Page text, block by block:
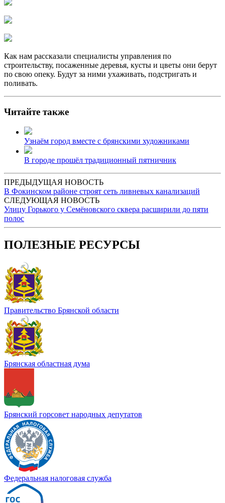
Как нам рассказали специалисты управления по
строительству, посаженные деревья, кусты и цветы они берут
по свою опеку. Будут за ними ухаживать, подстригать и
поливать.
Читайте также
Узнаём город вместе с брянскими художниками
В городе прошёл традиционный пятничник
ПРЕДЫДУЩАЯ НОВОСТЬ
В Фокинском районе строят сеть ливневых канализаций
СЛЕДУЮЩАЯ НОВОСТЬ
Улицу Горького у Семёновского сквера расширили до пяти
полос
ПОЛЕЗНЫЕ РЕСУРСЫ
Правительство Брянской области
Брянская областная дума
Брянский горсовет народных депутатов
Федеральная налоговая служба